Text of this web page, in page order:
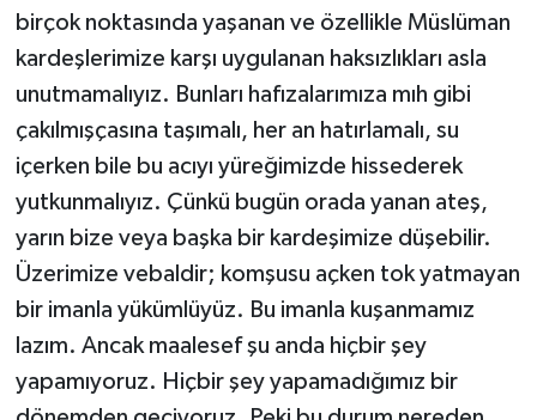
birçok noktasında yaşanan ve özellikle Müslüman
kardeşlerimize karşı uygulanan haksızlıkları asla
unutmamalıyız. Bunları hafızalarımıza mıh gibi
çakılmışçasına taşımalı, her an hatırlamalı, su
içerken bile bu acıyı yüreğimizde hissederek
yutkunmalıyız. Çünkü bugün orada yanan ateş,
yarın bize veya başka bir kardeşimize düşebilir.
Üzerimize vebaldir; komşusu açken tok yatmayan
bir imanla yükümlüyüz. Bu imanla kuşanmamız
lazım. Ancak maalesef şu anda hiçbir şey
yapamıyoruz. Hiçbir şey yapamadığımız bir